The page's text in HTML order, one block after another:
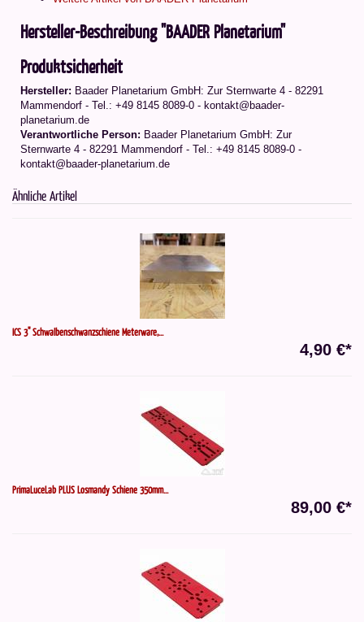
Hersteller-Beschreibung "BAADER Planetarium"
Produktsicherheit
Hersteller: Baader Planetarium GmbH: Zur Sternwarte 4 - 82291
Mammendorf - Tel.: +49 8145 8089-0 - kontakt@baader-
planetarium.de
Verantwortliche Person: Baader Planetarium GmbH: Zur
Sternwarte 4 - 82291 Mammendorf - Tel.: +49 8145 8089-0 -
kontakt@baader-planetarium.de
Ähnliche Artikel
ICS 3" Schwalbenschwanzschiene Meterware,...
4,90 €*
PrimaLuceLab PLUS Losmandy Schiene 350mm...
89,00 €*